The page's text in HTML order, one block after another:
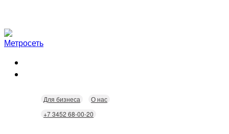
Для бизнеса
О нас
+7 3452 68-00-20